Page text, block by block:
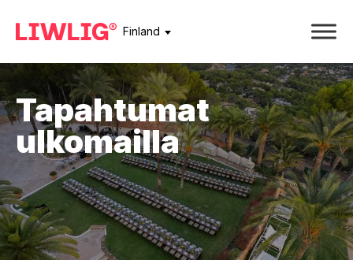
Finland
Tapahtumat
ulkomailla